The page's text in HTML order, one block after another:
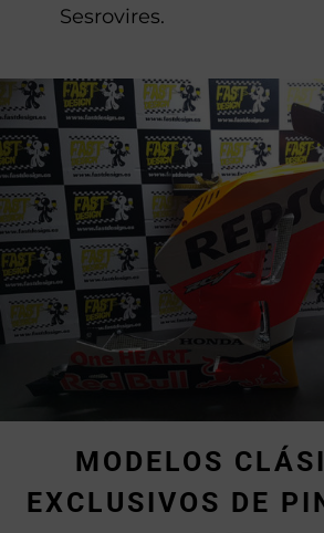
Sesrovires.
MODELOS
EXCLUSIVOS DE